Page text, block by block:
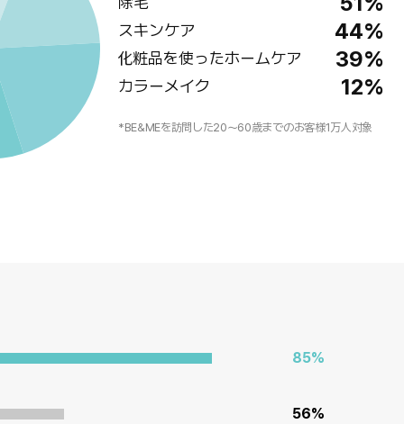
スキンケア 44%
化粧品を使ったホームケア 39%
カラーメイク 12%
*BE&MEを訪問した20～60歳までのお客様1万人対象
85%
56%